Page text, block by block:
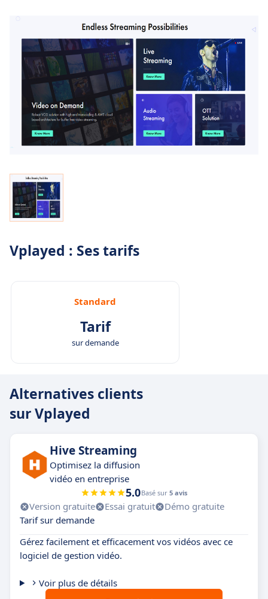
Vplayed : Ses tarifs
Standard
Tarif
sur demande
Alternatives clients
sur Vplayed
Hive Streaming
Optimisez la diffusion
vidéo en entreprise
5.0Basé sur 5 avis
Version gratuite Essai gratuit
Démo gratuite
Tarif sur demande
Gérez facilement et efficacement vos vidéos avec ce
logiciel de gestion vidéo.
Voir plus de détails